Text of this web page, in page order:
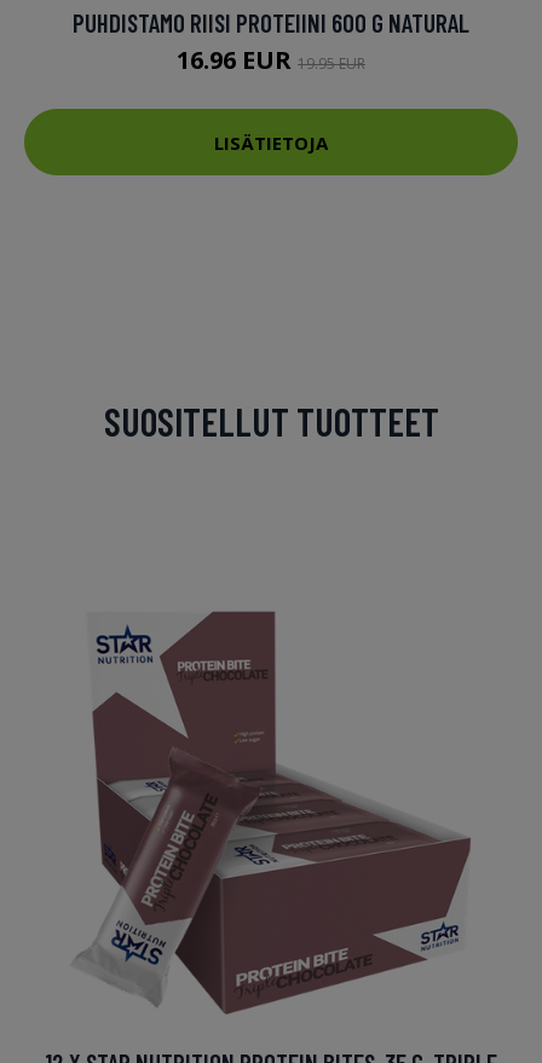
PUHDISTAMO RIISI PROTEIINI 600 G NATURAL
16.96 EUR 19.95 EUR
LISÄTIETOJA
SUOSITELLUT TUOTTEET